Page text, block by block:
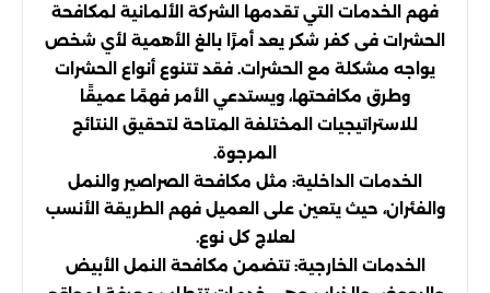
فهم الخدمات التي تقدمها الشركة الألمانية لمكافحة
الحشرات فى كفر شكر يعد أمرًا بالغ الأهمية لأي شخص
يواجه مشكلة مع الحشرات. فقد تتنوع أنواع الحشرات
وطرق مكافحتها، ويستدعي الأمر فهمًا عميقًا
للاستراتيجيات المختلفة المتاحة لتحقيق النتائج
المرجوة.
الخدمات الداخلية: مثل مكافحة الصراصير والنمل
والفئران، حيث يتعين على العميل فهم الطريقة الأنسب
لعلاج كل نوع.
الخدمات الخارجية: تتضمن مكافحة النمل الأبيض